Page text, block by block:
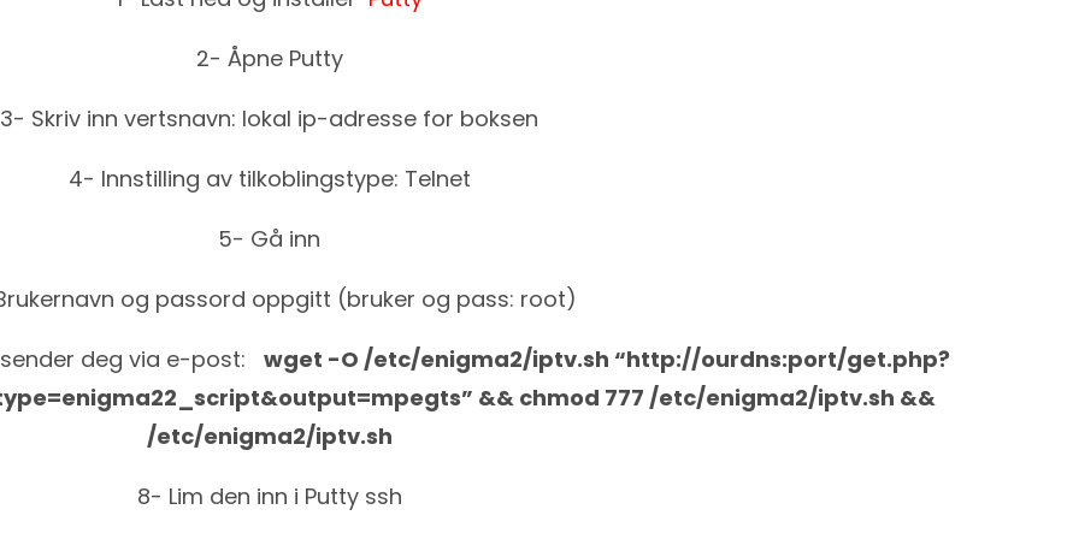
2- Åpne Putty
3- Skriv inn vertsnavn: lokal ip-adresse for boksen
4- Innstilling av tilkoblingstype: Telnet
5- Gå inn
og passord oppgitt (bruker og pass: root)
deg via e-post: wget -O /etc/enigma2/iptv.sh “http://ourdns:port/get.php?
&& chmod 777 /etc/enigma2/iptv.sh &&
/etc/enigma2/iptv.sh
8- Lim den inn i Putty ssh